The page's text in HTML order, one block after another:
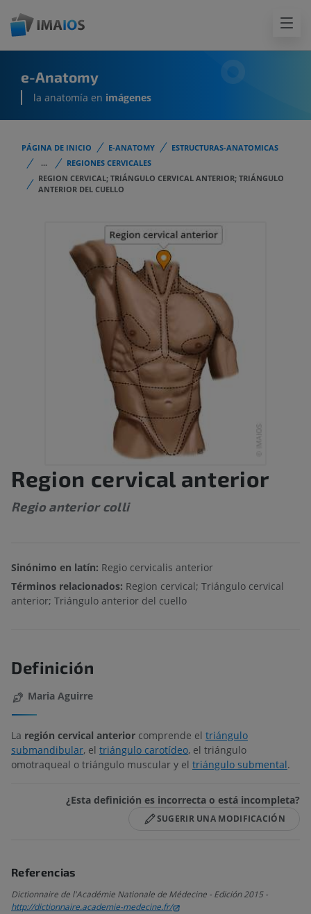
e-Anatomy
la anatomía en imágenes
PÁGINA DE INICIO E-ANATOMY
ESTRUCTURAS-ANATOMICAS
...
REGIONES CERVICALES
REGION CERVICAL; TRIÁNGULO CERVICAL ANTERIOR; TRIÁNGULO
ANTERIOR DEL CUELLO
Region cervical anterior
Regio anterior colli
Sinónimo en latín: Regio cervicalis anterior
Términos relacionados: Region cervical; Triángulo cervical
anterior; Triángulo anterior del cuello
Definición
Maria Aguirre
La región cervical anterior comprende el triángulo
submandibular, el triángulo carotídeo, el triángulo
omotraqueal o triángulo muscular y el triángulo submental.
¿Esta definición es incorrecta o está incompleta?
SUGERIR UNA MODIFICACIÓN
Referencias
Dictionnaire de l'Académie Nationale de Médecine - Edición 2015 -
http://dictionnaire.academie-medecine.fr/